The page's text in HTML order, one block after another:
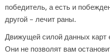
победитель, а есть и
другой – лечит раны.
Движущей силой данных карт
Они не позволят вам